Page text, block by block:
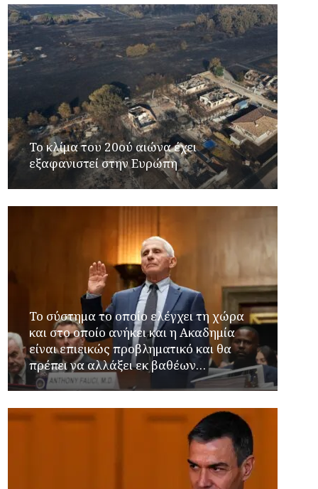
Το κλίμα του 20ού αιώνα έχει
εξαφανιστεί στην Ευρώπη
Το σύστημα το οποίο ελέγχει τη χώρα
και στο οποίο ανήκει και η Ακαδημία
είναι επιεικώς προβληματικό και θα
πρέπει να αλλάξει εκ βαθέων…